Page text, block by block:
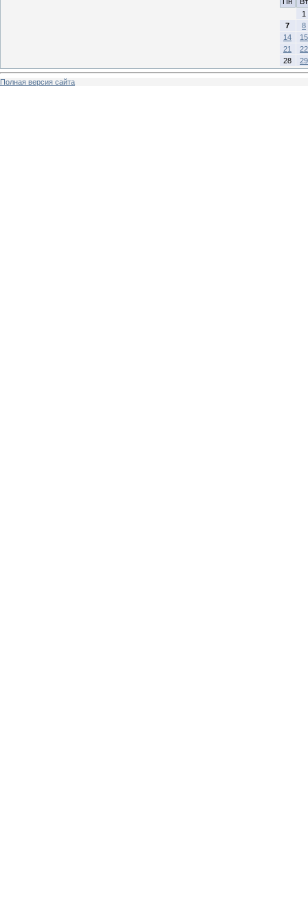
1
7
8
14
15
21
22
28
29
Полная версия сайта